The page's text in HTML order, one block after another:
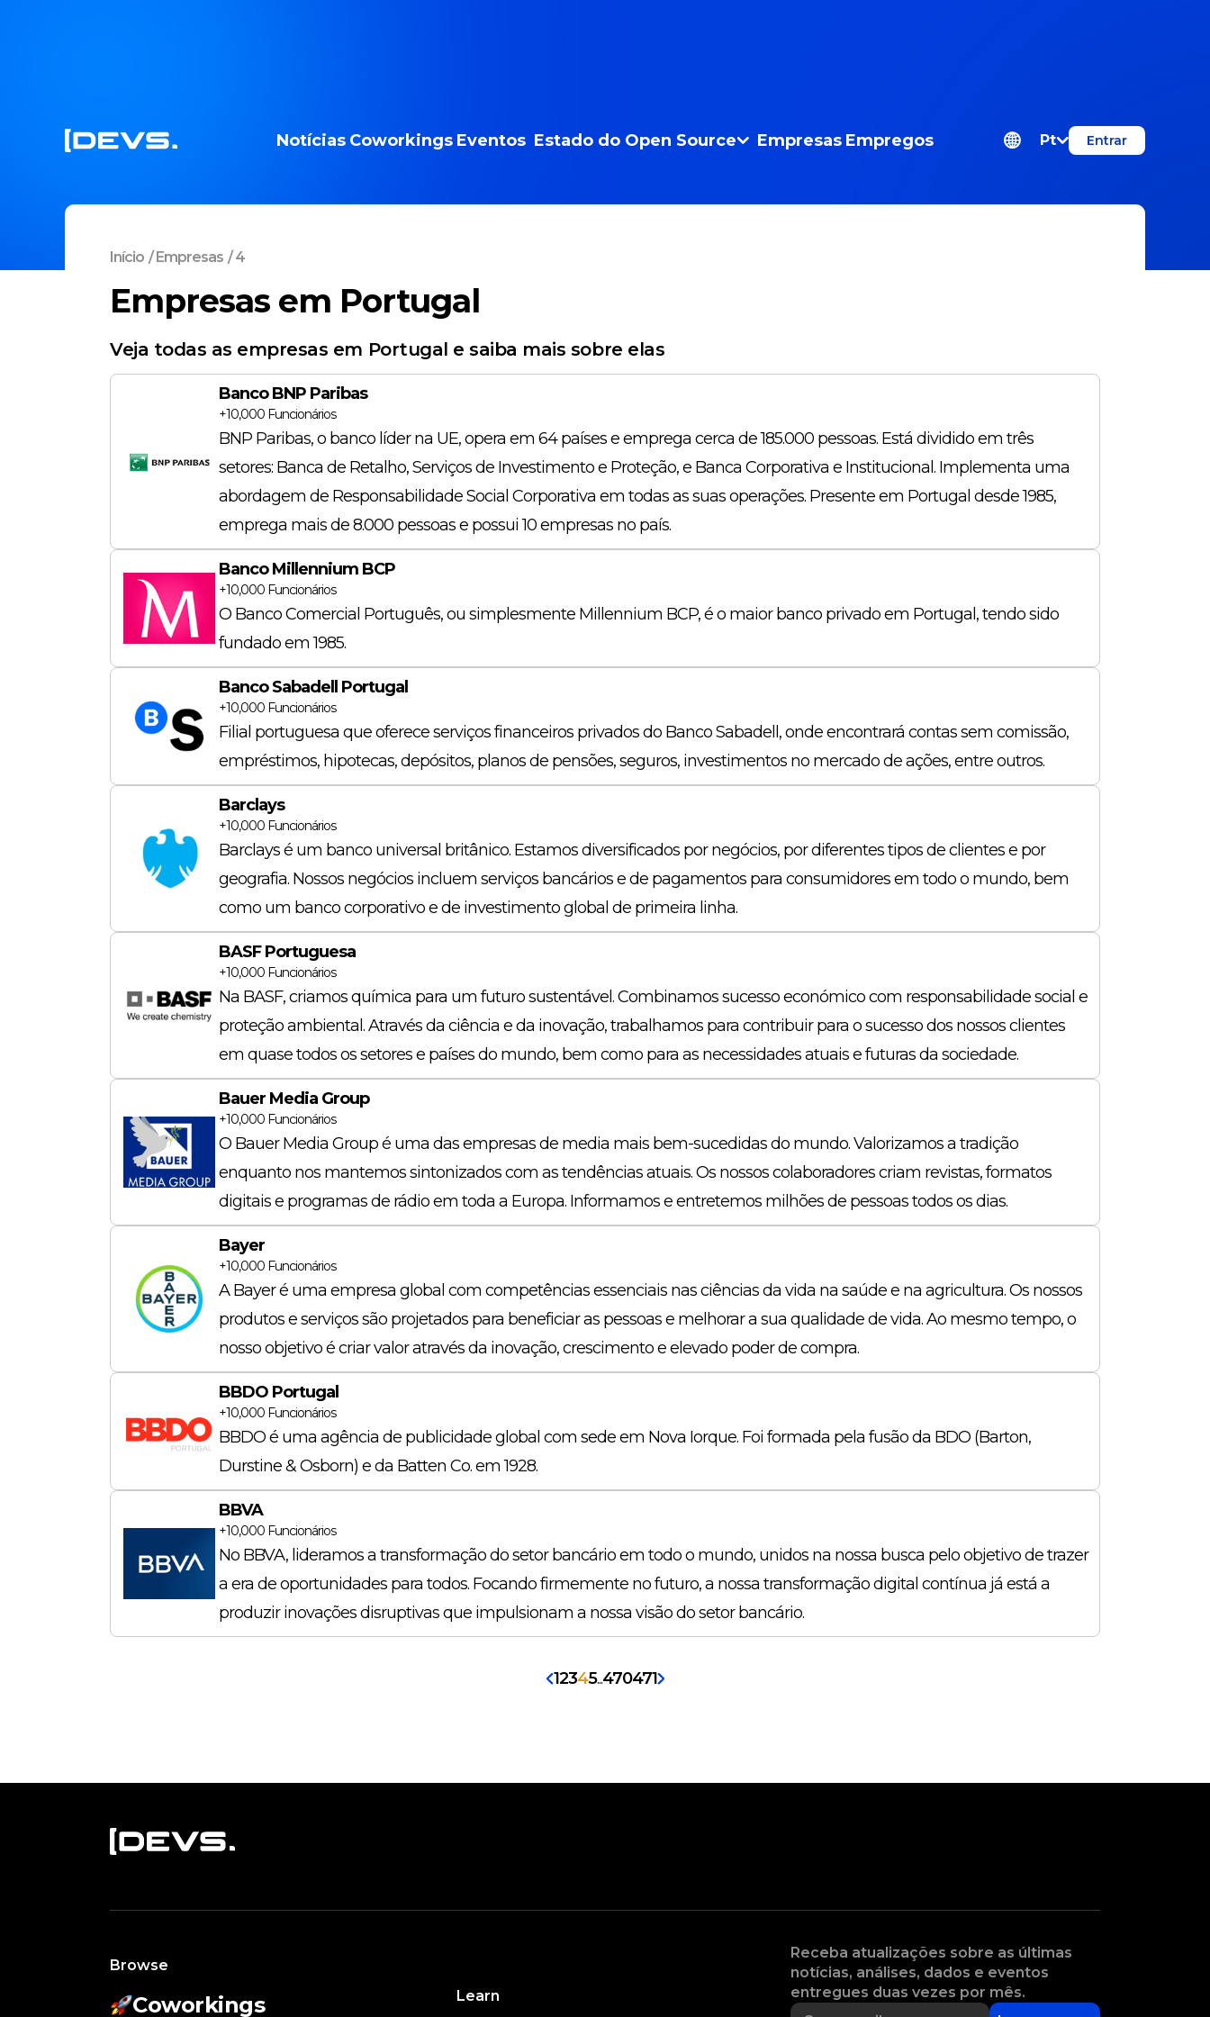
Notícias Coworkings Eventos Estado do Open Source Empresas Empregos Pt Entrar
Início /Empresas / 4
Empresas em Portugal
Veja todas as empresas em Portugal e saiba mais sobre elas
Banco BNP Paribas
+10,000 Funcionários
BNP Paribas, o banco líder na UE, opera em 64 países e emprega cerca de 185.000 pessoas. Está dividido em três
setores: Banca de Retalho, Serviços de Investimento e Proteção, e Banca Corporativa e Institucional. Implementa uma
abordagem de Responsabilidade Social Corporativa em todas as suas operações. Presente em Portugal desde 1985,
emprega mais de 8.000 pessoas e possui 10 empresas no país.
Banco Millennium BCP
+10,000 Funcionários
O Banco Comercial Português, ou simplesmente Millennium BCP, é o maior banco privado em Portugal, tendo sido
fundado em 1985.
Banco Sabadell Portugal
+10,000 Funcionários
Filial portuguesa que oferece serviços financeiros privados do Banco Sabadell, onde encontrará contas sem comissão,
empréstimos, hipotecas, depósitos, planos de pensões, seguros, investimentos no mercado de ações, entre outros.
Barclays
+10,000 Funcionários
Barclays é um banco universal britânico. Estamos diversificados por negócios, por diferentes tipos de clientes e por
geografia. Nossos negócios incluem serviços bancários e de pagamentos para consumidores em todo o mundo, bem
como um banco corporativo e de investimento global de primeira linha.
BASF Portuguesa
+10,000 Funcionários
Na BASF, criamos química para um futuro sustentável. Combinamos sucesso económico com responsabilidade social e
proteção ambiental. Através da ciência e da inovação, trabalhamos para contribuir para o sucesso dos nossos clientes
em quase todos os setores e países do mundo, bem como para as necessidades atuais e futuras da sociedade.
Bauer Media Group
+10,000 Funcionários
O Bauer Media Group é uma das empresas de media mais bem-sucedidas do mundo. Valorizamos a tradição
enquanto nos mantemos sintonizados com as tendências atuais. Os nossos colaboradores criam revistas, formatos
digitais e programas de rádio em toda a Europa. Informamos e entretemos milhões de pessoas todos os dias.
Bayer
+10,000 Funcionários
A Bayer é uma empresa global com competências essenciais nas ciências da vida na saúde e na agricultura. Os nossos
produtos e serviços são projetados para beneficiar as pessoas e melhorar a sua qualidade de vida. Ao mesmo tempo, o
nosso objetivo é criar valor através da inovação, crescimento e elevado poder de compra.
BBDO Portugal
+10,000 Funcionários
BBDO é uma agência de publicidade global com sede em Nova Iorque. Foi formada pela fusão da BDO (Barton,
Durstine & Osborn) e da Batten Co. em 1928.
BBVA
+10,000 Funcionários
No BBVA, lideramos a transformação do setor bancário em todo o mundo, unidos na nossa busca pelo objetivo de trazer
a era de oportunidades para todos. Focando firmemente no futuro, a nossa transformação digital contínua já está a
produzir inovações disruptivas que impulsionam a nossa visão do setor bancário.
12345...470471
Browse
Coworkings Learn
Receba atualizações sobre as últimas
notícias, análises, dados e eventos
entregues duas vezes por mês.